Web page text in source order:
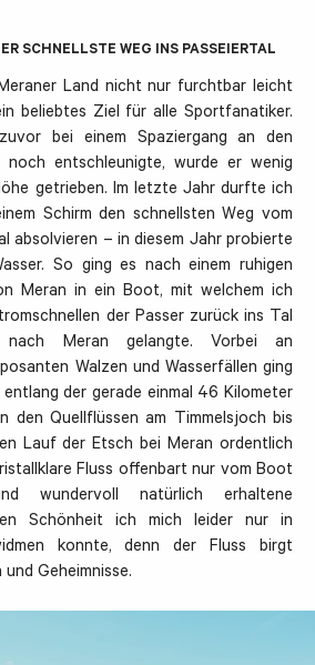
SCHNELLSTE WEG INS PASSEIERTAL
Land nicht nur furchtbar leicht
beliebtes Ziel für alle Sportfanatiker.
bei einem Spaziergang an den
noch entschleunigte, wurde er wenig
getrieben. Im letzte Jahr durfte ich
Schirm den schnellsten Weg vom
absolvieren – in diesem Jahr probierte
So ging es nach einem ruhigen
Meran in ein Boot, mit welchem ich
der Passer zurück ins Tal
Meran gelangte. Vorbei an
Walzen und Wasserfällen ging
entlang der gerade einmal 46 Kilometer
den Quellflüssen am Timmelsjoch bis
Lauf der Etsch bei Meran ordentlich
Fluss offenbart nur vom Boot
wundervoll natürlich erhaltene
Schönheit ich mich leider nur in
konnte, denn der Fluss birgt
Geheimnisse.